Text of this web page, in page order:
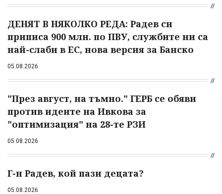
ДЕНЯТ В НЯКОЛКО РЕДА: Радев си
приписа 900 млн. по ПВУ, службите ни са
най-слаби в ЕС, нова версия за Банско
05.08.2026
"През август, на тъмно." ГЕРБ се обяви
против идеите на Ивкова за
"оптимизация" на 28-те РЗИ
05.08.2026
Г-н Радев, кой пази децата?
05.08.2026